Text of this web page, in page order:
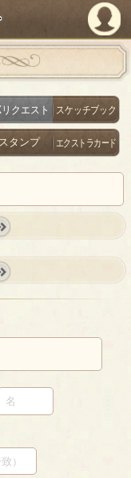
PandoraPartyProject
リクエスト スケッチブック
スタンプ エクストラカード